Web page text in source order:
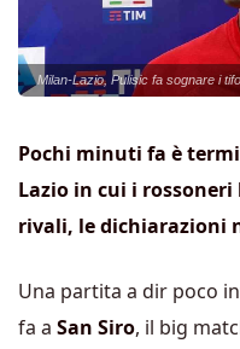
Milan-Lazio, Pulisic fa sognare i
Pochi minuti fa è
Lazio in cui i
rivali, le dichiarazioni
Una partita a dir poco
fa a San Siro, il big